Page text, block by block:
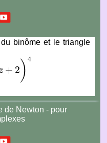
binôme et le triangle
+ 2 ) 4
2 )4
de Newton - pour